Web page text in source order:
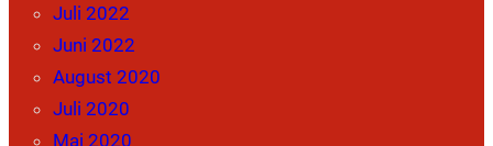
Juli 2022
Juni 2022
August 2020
Juli 2020
Mai 2020